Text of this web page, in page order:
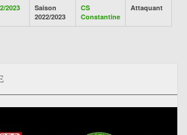
2023
Saison
2022/2023
CS
Constantine
Attaquant